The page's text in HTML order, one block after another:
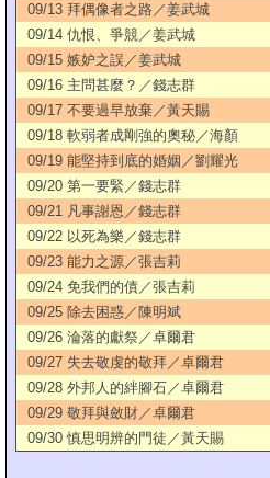
09/13 拜偶像者之路／姜武城
09/14 仇恨、爭競／姜武城
09/15 嫉妒之誤／姜武城
09/16 主問甚麼？／錢志群
09/17 不要過早放棄／黃天賜
09/18 軟弱者成剛強的奧秘／海顏
09/19 能堅持到底的婚姻／劉耀光
09/20 第一要緊／錢志群
09/21 凡事謝恩／錢志群
09/22 以死為樂／錢志群
09/23 能力之源／張吉莉
09/24 免我們的債／張吉莉
09/25 除去困惑／陳明斌
09/26 淪落的獻祭／卓爾君
09/27 失去敬虔的敬拜／卓爾君
09/28 外邦人的絆腳石／卓爾君
09/29 敬拜與斂財／卓爾君
09/30 慎思明辨的門徒／黃天賜